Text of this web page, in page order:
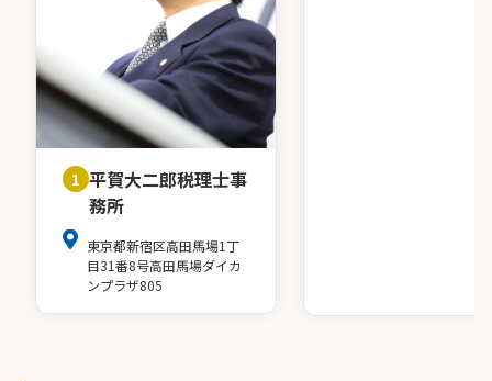
1 平賀大二郎税理士事
務所
東京都新宿区高田馬場1丁
目31番8号高田馬場ダイカ
ンプラザ805